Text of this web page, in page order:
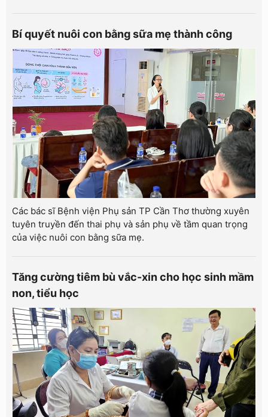
Bí quyết nuôi con bằng sữa mẹ thành công
Các bác sĩ Bệnh viện Phụ sản TP Cần Thơ thường xuyên
tuyên truyền đến thai phụ và sản phụ về tầm quan trọng
của việc nuôi con bằng sữa mẹ.
Tăng cường tiêm bù vắc-xin cho học sinh mầm
non, tiểu học